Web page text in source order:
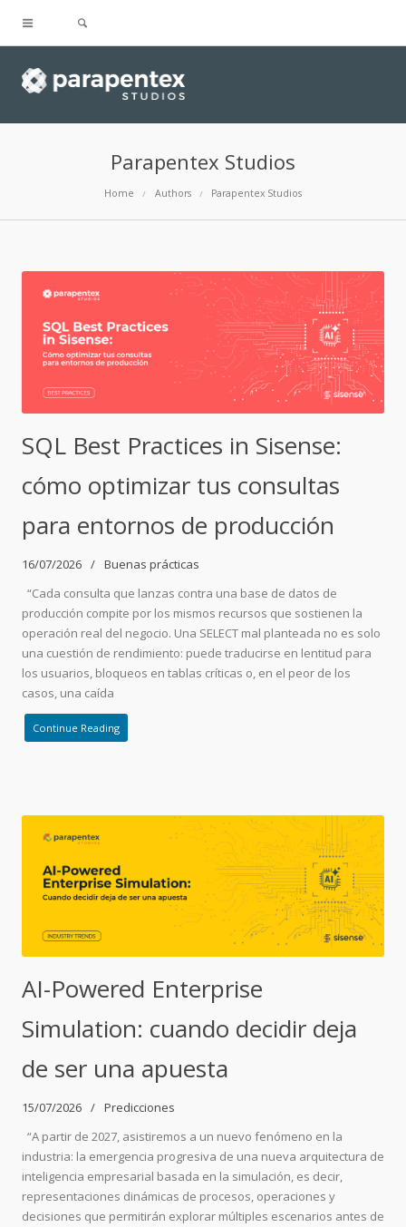
Parapentex Studios
Home Authors Parapentex Studios
SQL Best Practices in Sisense:
cómo optimizar tus consultas
para entornos de producción
16/07/2026
Buenas prácticas
“Cada consulta que lanzas contra una base de datos de
producción compite por los mismos recursos que sostienen la
operación real del negocio. Una SELECT mal planteada no es solo
una cuestión de rendimiento: puede traducirse en lentitud para
los usuarios, bloqueos en tablas críticas o, en el peor de los
casos, una caída
Continue Reading
AI-Powered Enterprise
Simulation: cuando decidir deja
de ser una apuesta
15/07/2026
Predicciones
“A partir de 2027, asistiremos a un nuevo fenómeno en la
industria: la emergencia progresiva de una nueva arquitectura de
inteligencia empresarial basada en la simulación, es decir,
representaciones dinámicas de procesos, operaciones y
decisiones que permitirán explorar múltiples escenarios antes de